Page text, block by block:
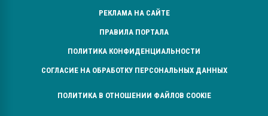
РЕКЛАМА НА САЙТЕ
ПРАВИЛА ПОРТАЛА
ПОЛИТИКА КОНФИДЕНЦИАЛЬНОСТИ
СОГЛАСИЕ НА ОБРАБОТКУ ПЕРСОНАЛЬНЫХ ДАННЫХ
ПОЛИТИКА В ОТНОШЕНИИ ФАЙЛОВ COOKIE